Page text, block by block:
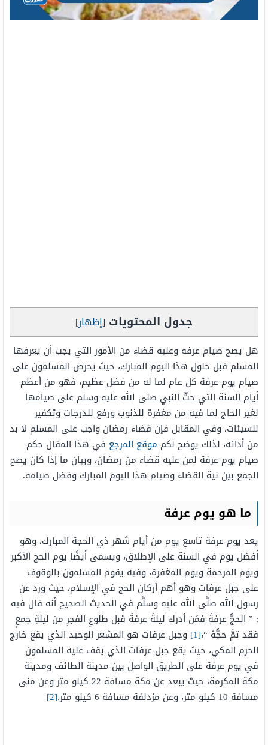
جدول المحتويات [إظهار]
هل يصح صيام عرفه وعليه قضاء من الأمور التي يجب أن يعرفها
المسلم قبل حلول هذا اليوم المبارك، حيث يحرص المسلمون على
صيام يوم عرفة كل عام لما له من فضل عظيم، فهو من أعظم
أيام السنة التي حثّ النبي صلى الله عليه وسلم على صيامها
لغير الحاج لما فيه من مغفرة للذنوب ورفع للدرجات وتكفير
للسيئات، وفي المقابل فإن قضاء رمضان واجب على المسلم لا بد
من أدائه، لذلك يوضح لكم موقع المرجع في هذا المقال حكم
صيام يوم عرفة لمن عليه قضاء من رمضان، وبيان ما إذا كان يصح
الجمع بين نية القضاء وصيام هذا اليوم المبارك وفضل صيامه.
ما هو يوم عرفة
يعد يوم عرفة تاسع يوم من أيام شهر ذي الحجة المبارك، وهو
أفضل يوم في السنة على الإطلاق، ويسمى أيضًا يوم الحج الأكبر
ويوم المرحمة ويوم المغفرة، وفيه يقوم المسلمون بالوقوف
على جبل عرفات وهو أهم أركان الحج في الإسلام، حيث ورد عن
رسول الله صلَّى الله عليه وسلَّم في الحديث الصحيح أنه قال فيه
: ” الحجُّ عرفةَ فمَن أدرك ليلةَ عرفةَ قبل طلوعِ الفجرِ من ليلةِ جمعٍ
فقد تمَّ حجُّهُ “،[1]
وجبل عرفات هو المشعر الوحيد الذي يقع خارج
الحرم المكي، حيث يقع جبل عرفات الذي يقف عليه المسلمون
في يوم عرفة على الطريق الواصل بين مدينة الطائف ومدينة
مكة المكرمة، حيث يبعد عن مكة مسافة 22 كيلو متر وعن منى
مسافة 10 كيلو متر، وعن مزدلفة مسافة 6 كيلو متر.
[2]